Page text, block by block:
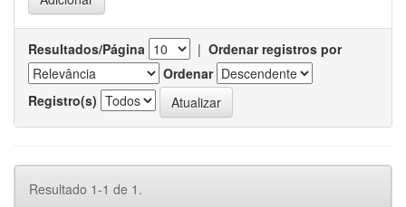
Resultados/Página | Ordenar registros por
Ordenar
Registro(s)
Resultado 1-1 de 1.